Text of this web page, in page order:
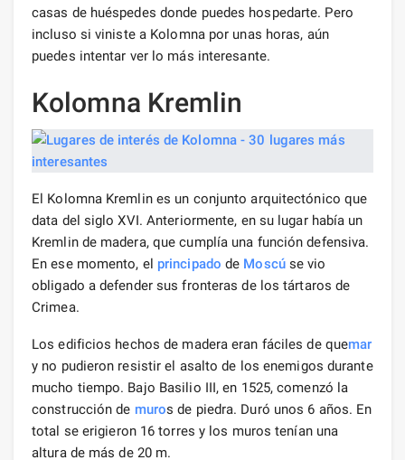
casas de huéspedes donde puedes hospedarte. Pero
incluso si viniste a Kolomna por unas horas, aún
puedes intentar ver lo más interesante.
Kolomna Kremlin
El Kolomna Kremlin es un conjunto arquitectónico que
data del siglo XVI. Anteriormente, en su lugar había un
Kremlin de madera, que cumplía una función defensiva.
En ese momento, el principado de Moscúse vio
obligado a defender sus fronteras de los tártaros de
Crimea.
Los edificios hechos de madera eran fáciles de quemar
y no pudieron resistir el asalto de los enemigos durante
mucho tiempo. Bajo Basilio III, en 1525, comenzó la
construcción de muros de piedra. Duró unos 6 años. En
total se erigieron 16 torres y los muros tenían una
altura de más de 20 m.